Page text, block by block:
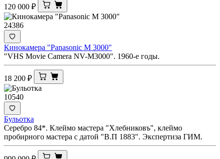
120 000 ₽
24386
Кинокамера "Panasonic M 3000"
"VHS Movie Camera NV-M3000". 1960-е годы.
18 200 ₽
10540
Бульотка
Серебро 84*. Клеймо мастера "Хлебниковъ", клеймо
пробирного мастера с датой "В.П 1883". Экспертиза ГИМ.